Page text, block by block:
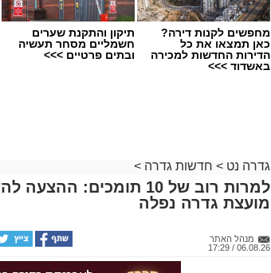
מחפשים לקנות דירה?
כאן תמצאו את כל
הדירות החדשות למכירה
באשדוד >>>
תיקון והתקנת שערים
חשמליים מסחר תעשיה
ובתים פרטיים >>>
גדרה נט > חדשות גדרה >
למרות רוב של 10 תומכים:
מועצת גדרה נפלה
מנהל האתר
06.08.26 / 17:29